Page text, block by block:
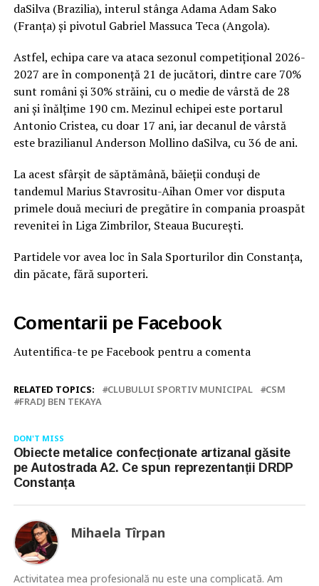
daSilva (Brazilia), interul stânga Adama Adam Sako
(Franța) și pivotul Gabriel Massuca Teca (Angola).
Astfel, echipa care va ataca sezonul competițional 2026-
2027 are în componență 21 de jucători, dintre care 70%
sunt români și 30% străini, cu o medie de vârstă de 28
ani și înălțime 190 cm. Mezinul echipei este portarul
Antonio Cristea, cu doar 17 ani, iar decanul de vârstă
este brazilianul Anderson Mollino daSilva, cu 36 de ani.
La acest sfârșit de săptămână, băieții conduși de
tandemul Marius Stavrositu-Aihan Omer vor disputa
primele două meciuri de pregătire în compania proaspăt
revenitei în Liga Zimbrilor, Steaua București.
Partidele vor avea loc în Sala Sporturilor din Constanța,
din păcate, fără suporteri.
Comentarii pe Facebook
Autentifica-te pe Facebook pentru a comenta
RELATED TOPICS: CLUBULUI SPORTIV MUNICIPAL
CSM
FRADJ BEN TEKAYA
DON'T MISS
Obiecte metalice confecționate artizanal găsite
pe Autostrada A2. Ce spun reprezentanții DRDP
Constanța
Mihaela Tîrpan
Activitatea mea profesională nu este una complicată. Am